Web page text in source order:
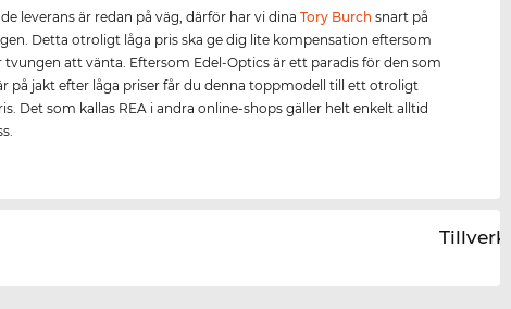
leverans är redan på väg, därför har vi dinaTory Burch snart på
Detta otroligt låga pris ska ge dig lite kompensation eftersom
tvungen att vänta. Eftersom Edel-Optics är ett paradis för den som
på jakt efter låga priser får du denna toppmodell till ett otroligt
Det som kallas REA i andra online-shops gäller helt enkelt alltid